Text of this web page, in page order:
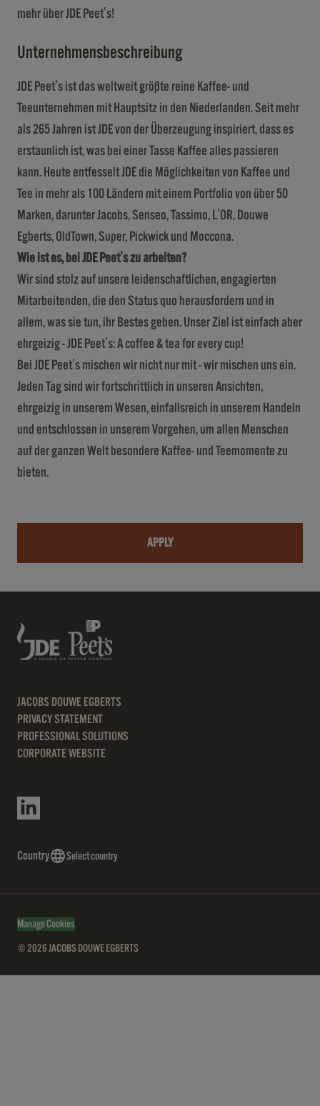
mehr über JDE Peet's!
Unternehmensbeschreibung
JDE Peet's ist das weltweit größte reine Kaffee- und
Teeunternehmen mit Hauptsitz in den Niederlanden. Seit mehr
als 265 Jahren ist JDE von der Überzeugung inspiriert, dass es
erstaunlich ist, was bei einer Tasse Kaffee alles passieren
kann. Heute entfesselt JDE die Möglichkeiten von Kaffee und
Tee in mehr als 100 Ländern mit einem Portfolio von über 50
Marken, darunter Jacobs, Senseo, Tassimo, L'OR, Douwe
Egberts, OldTown, Super, Pickwick und Moccona.
Wie ist es, bei JDE Peet's zu arbeiten?
Wir sind stolz auf unsere leidenschaftlichen, engagierten
Mitarbeitenden, die den Status quo herausfordern und in
allem, was sie tun, ihr Bestes geben. Unser Ziel ist einfach aber
ehrgeizig - JDE Peet's: A coffee & tea for every cup!
Bei JDE Peet's mischen wir nicht nur mit - wir mischen uns ein.
Jeden Tag sind wir fortschrittlich in unseren Ansichten,
ehrgeizig in unserem Wesen, einfallsreich in unserem Handeln
und entschlossen in unserem Vorgehen, um allen Menschen
auf der ganzen Welt besondere Kaffee- und Teemomente zu
bieten.
APPLY
JACOBS DOUWE EGBERTS
PRIVACY STATEMENT
PROFESSIONAL SOLUTIONS
CORPORATE WEBSITE
Country Select country
Manage Cookies
© 2026 JACOBS DOUWE EGBERTS